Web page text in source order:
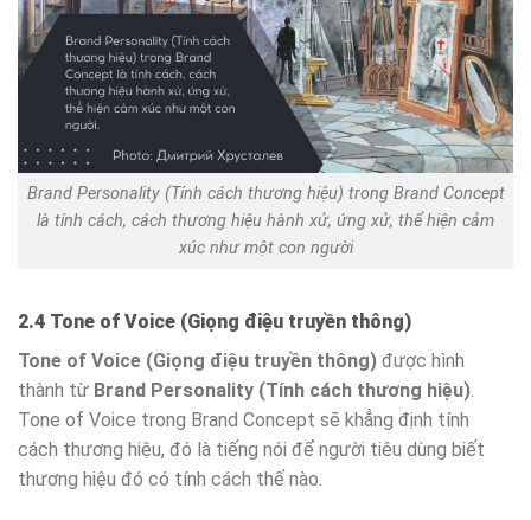
Brand Personality (Tính cách thương hiệu) trong Brand Concept
là tính cách, cách thương hiệu hành xử, ứng xử, thể hiện cảm
xúc như một con người
2.4 Tone of Voice (Giọng điệu truyền thông)
Tone of Voice (Giọng điệu truyền thông) được hình
thành từ Brand Personality (Tính cách thương hiệu)
Tone of Voice trong Brand Concept sẽ khẳng định tính
cách thương hiệu, đó là tiếng nói để người tiêu dùng biết
thương hiệu đó có tính cách thế nào.